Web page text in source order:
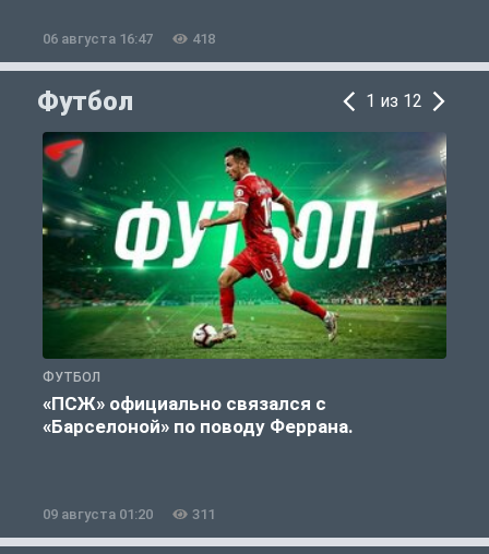
06 августа 16:47 418
Футбол 1 из 12
ФУТБОЛ
«ПСЖ» официально связался с
«Барселоной» по поводу Феррана.
09 августа 01:20 311